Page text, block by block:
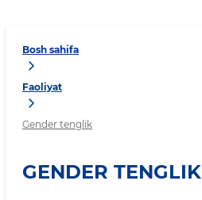
Bosh sahifa
Faoliyat
Gender tenglik
GENDER TENGLIK